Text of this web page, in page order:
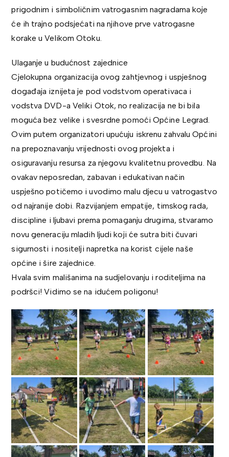
prigodnim i simboličnim vatrogasnim nagradama koje
će ih trajno podsjećati na njihove prve vatrogasne
korake u Velikom Otoku.
Ulaganje u budućnost zajednice
Cjelokupna organizacija ovog zahtjevnog i uspješnog
događaja iznijeta je pod vodstvom operativaca i
vodstva DVD-a Veliki Otok, no realizacija ne bi bila
moguća bez velike i svesrdne pomoći Općine Legrad.
Ovim putem organizatori upućuju iskrenu zahvalu Općini
na prepoznavanju vrijednosti ovog projekta i
osiguravanju resursa za njegovu kvalitetnu provedbu. Na
ovakav neposredan, zabavan i edukativan način
uspješno potičemo i uvodimo malu djecu u vatrogastvo
od najranije dobi. Razvijanjem empatije, timskog rada,
discipline i ljubavi prema pomaganju drugima, stvaramo
novu generaciju mladih ljudi koji će sutra biti čuvari
sigurnosti i nositelji napretka na korist cijele naše
općine i šire zajednice.
Hvala svim mališanima na sudjelovanju i roditeljima na
podršci! Vidimo se na idućem poligonu!